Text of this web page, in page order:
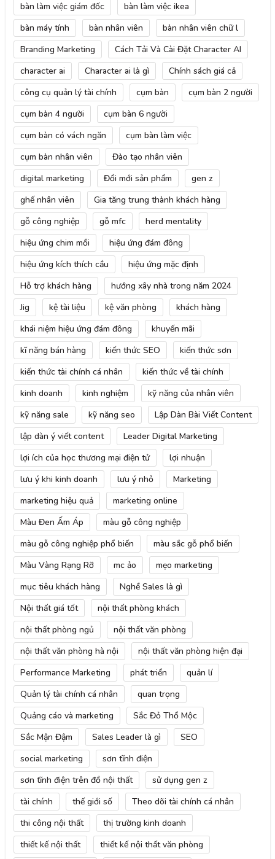
bàn làm việc giám đốc
bàn làm việc ikea
bàn máy tính
bàn nhân viên
bàn nhân viên chữ l
Branding Marketing
Cách Tải Và Cài Đặt Character AI
character ai
Character ai là gì
Chính sách giá cả
công cụ quản lý tài chính
cụm bàn
cụm bàn 2 người
cụm bàn 4 người
cụm bàn 6 người
cụm bàn có vách ngăn
cụm bàn làm việc
cụm bàn nhân viên
Đào tạo nhân viên
digital marketing
Đổi mới sản phẩm
gen z
ghế nhân viên
Gia tăng trung thành khách hàng
gỗ công nghiệp
gỗ mfc
herd mentality
hiệu ứng chim mồi
hiệu ứng đám đông
hiệu ứng kích thích cầu
hiệu ứng mặc định
Hỗ trợ khách hàng
hướng xây nhà trong năm 2024
Jig
kệ tài liệu kệ văn phòng
khách hàng
khái niệm hiệu ứng đám đông
khuyến mãi
kĩ năng bán hàng
kiến thức SEO
kiến thức sơn
kiến thức tài chính cá nhân
kiến thức về tài chính
kinh doanh
kinh nghiệm
kỹ năng của nhân viên
kỹ năng sale
kỹ năng seo
Lập Dàn Bài Viết Content
lập dàn ý viết content
Leader Digital Marketing
lợi ích của học thương mại điện tử
lợi nhuận
lưu ý khi kinh doanh
lưu ý nhỏ
Marketing
marketing hiệu quả
marketing online
Màu Đen Ấm Áp
màu gỗ công nghiệp
màu gỗ công nghiệp phổ biến
màu sắc gỗ phổ biến
Màu Vàng Rạng Rỡ
mc ảo
mẹo marketing
mục tiêu khách hàng
Nghề Sales là gì
Nội thất giá tốt
nội thất phòng khách
nội thất phòng ngủ
nội thất văn phòng
nội thất văn phòng hà nội
nội thất văn phòng hiện đại
Performance Marketing
phát triển
quản lí
Quản lý tài chính cá nhân
quan trọng
Quảng cáo và marketing
Sắc Đỏ Thổ Mộc
Sắc Mận Đậm
Sales Leader là gì
SEO
social marketing
sơn tĩnh điện
sơn tĩnh điện trên đồ nội thất
sử dụng gen z
tài chính
thế giới số
Theo dõi tài chính cá nhân
thi công nội thất
thị trường kinh doanh
thiết kế nội thất
thiết kế nội thất văn phòng